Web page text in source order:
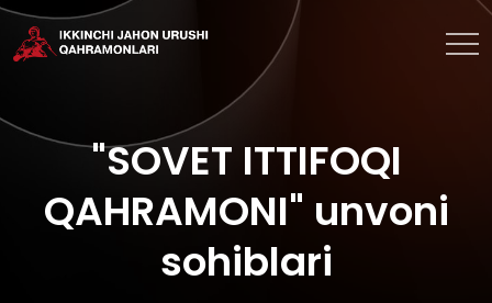
"SOVET ITTIFOQI
QAHRAMONI" unvoni
sohiblari